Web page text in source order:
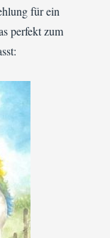
für ein
perfekt zum